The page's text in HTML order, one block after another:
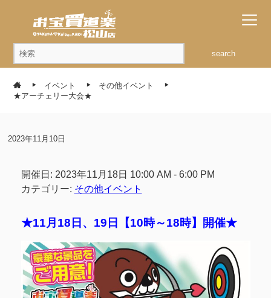
search
イベント
その他イベント
★アーチェリー大会★
2023年11月10日
開催日: 2023年11月18日 10:00 AM - 6:00 PM
カテゴリー: その他イベント
★11月18日、19日【10時～18時】開催★